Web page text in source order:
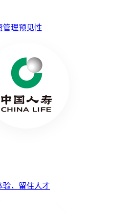
管理预见性
验，留住人才